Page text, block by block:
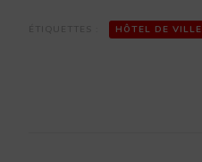
HÔTEL DE VILLE